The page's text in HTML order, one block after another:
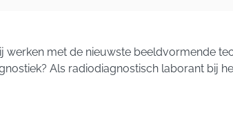
werken met de nieuwste beeldvormende
Als radiodiagnostisch laborant bij